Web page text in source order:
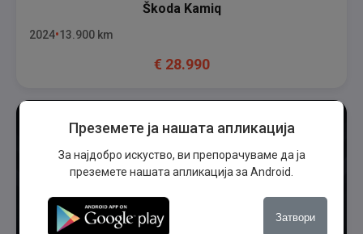
Škoda Kamiq
2024 13.900 km
€ 28.990
Преземете ја нашата апликација
За најдобро искуство, ви препорачуваме да ја
преземете нашата апликација за Android.
Затвори